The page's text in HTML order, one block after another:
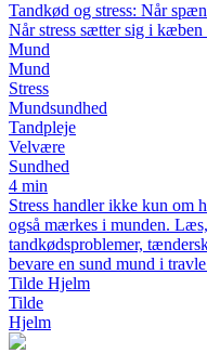
Tandkød og stress: Når
Når stress sætter sig i
Mund
Mund
Stress
Mundsundhed
Tandpleje
Velvære
Sundhed
4 min
Stress handler ikke kun om
også mærkes i munden.
tandkødsproblemer,
bevare en sund mund i
Tilde Hjelm
Tilde
Hjelm